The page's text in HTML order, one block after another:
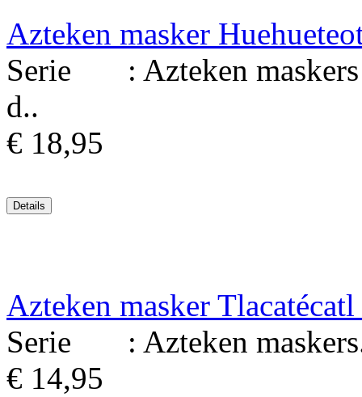
Azteken masker
Serie : Azteken maskers
d..
€ 18,95
Azteken masker
Serie : Azteken maskers.
€ 14,95